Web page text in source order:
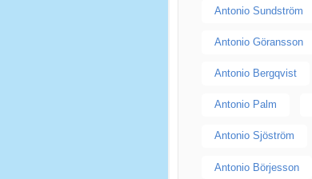
Antonio Sundström
Antonio Göransson
Antonio Bergqvist
Antonio Palm
Antonio Sjöström
Antonio Börjesson